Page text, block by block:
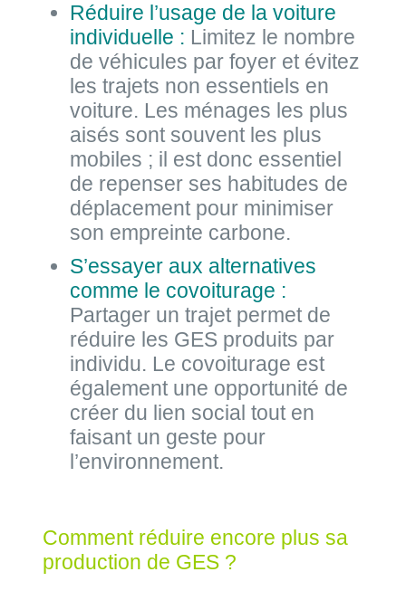
Réduire l’usage de la voiture
individuelle : Limitez le nombre
de véhicules par foyer et évitez
les trajets non essentiels en
voiture. Les ménages les plus
aisés sont souvent les plus
mobiles ; il est donc essentiel
de repenser ses habitudes de
déplacement pour minimiser
son empreinte carbone.
S’essayer aux alternatives
comme le covoiturage :
Partager un trajet permet de
réduire les GES produits par
individu. Le covoiturage est
également une opportunité de
créer du lien social tout en
faisant un geste pour
l’environnement.
Comment réduire encore plus sa
production de GES ?